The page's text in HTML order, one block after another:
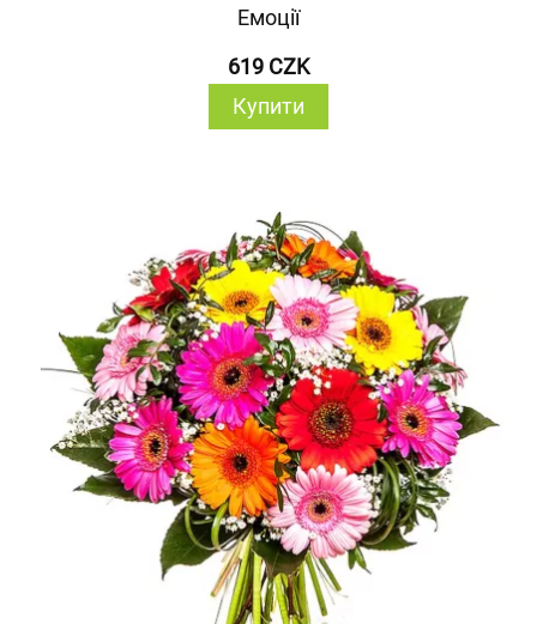
Емоції
619 CZK
Купити